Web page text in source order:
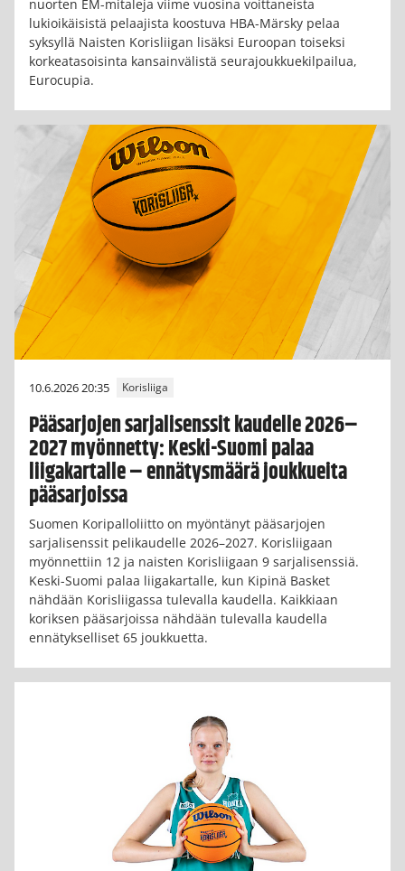
nuorten EM-mitaleja viime vuosina voittaneista
lukioikäisistä pelaajista koostuva HBA-Märsky pelaa
syksyllä Naisten Korisliigan lisäksi Euroopan toiseksi
korkeatasoisinta kansainvälistä seurajoukkuekilpailua,
Eurocupia.
10.6.2026 20:35 Korisliiga
Pääsarjojen sarjalisenssit kaudelle 2026–
2027 myönnetty: Keski-Suomi palaa
liigakartalle – ennätysmäärä joukkueita
pääsarjoissa
Suomen Koripalloliitto on myöntänyt pääsarjojen
sarjalisenssit pelikaudelle 2026–2027. Korisliigaan
myönnettiin 12 ja naisten Korisliigaan 9 sarjalisenssiä.
Keski-Suomi palaa liigakartalle, kun Kipinä Basket
nähdään Korisliigassa tulevalla kaudella. Kaikkiaan
koriksen pääsarjoissa nähdään tulevalla kaudella
ennätykselliset 65 joukkuetta.